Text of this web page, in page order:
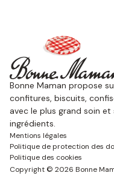
Bonne Maman propose
confitures, biscuits,
avec le plus grand soin
ingrédients.
Mentions légales
Politique de protection des
Politique des cookies
Copyright © 2026 Bonne